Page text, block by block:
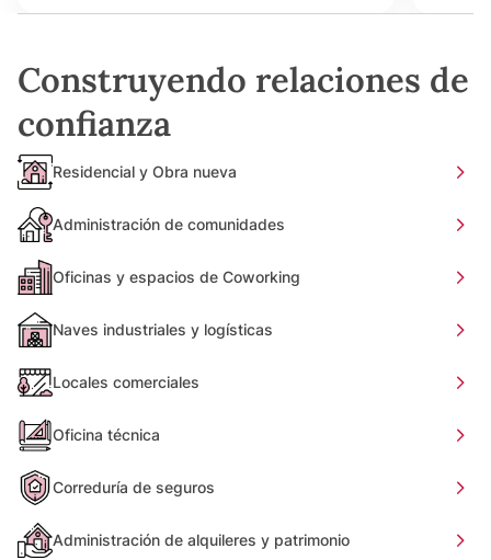
Construyendo relaciones de
confianza
Residencial y Obra nueva
Administración de comunidades
Oficinas y espacios de Coworking
Naves industriales y logísticas
Locales comerciales
Oficina técnica
Correduría de seguros
Administración de alquileres y patrimonio